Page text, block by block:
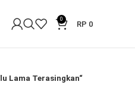
0
RP 0
Lama Terasingkan“